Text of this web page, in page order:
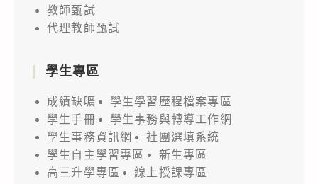
教師甄試
代理教師甄試
學生專區
成績缺曠
學生學習歷程檔案專區
學生手冊
學生事務與轉導工作網
學生事務資訊網
社團選填系統
學生自主學習專區
新生專區
高三升學專區
線上授課專區